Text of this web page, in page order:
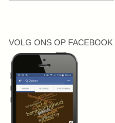
VOLG ONS OP FACEBOOK